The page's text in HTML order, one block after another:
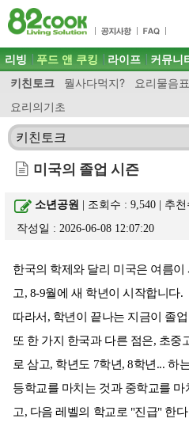
목차
주메뉴 바로가기
컨텐츠 바로가기
검색 바로가기
로그인 바로가기
주메뉴
리빙 푸드 앤 쿠킹
키친토크 뭘사다먹지? 요리물음표
요리의기초
라이프 커뮤니
키친토크
미국의 졸업 시즌
소년공원 | 조회수 : 9,540 | 추
작성일 : 2026-06-08 12:07:20
한국의 학제와 달리 미국은 여름
고, 8-9월에 새 학년이 시작합니다.
따라서, 학년이 끝나는 지금이 졸
또 한 가지 한국과 다른 점은, 초중
로 삼고, 학년도 7학년, 8학년... 하
등학교를 마치는 것과 중학교를
고, 다음 레벨의 학교로 "진급" 한